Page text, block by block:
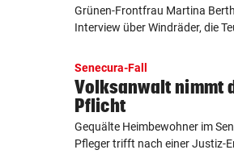
Grünen-Frontfrau Martina
Interview über Windräder, die
Senecura-Fall
Volksanwalt nimmt
Pflicht
Gequälte Heimbewohner im
Pfleger trifft nach einer Justiz-